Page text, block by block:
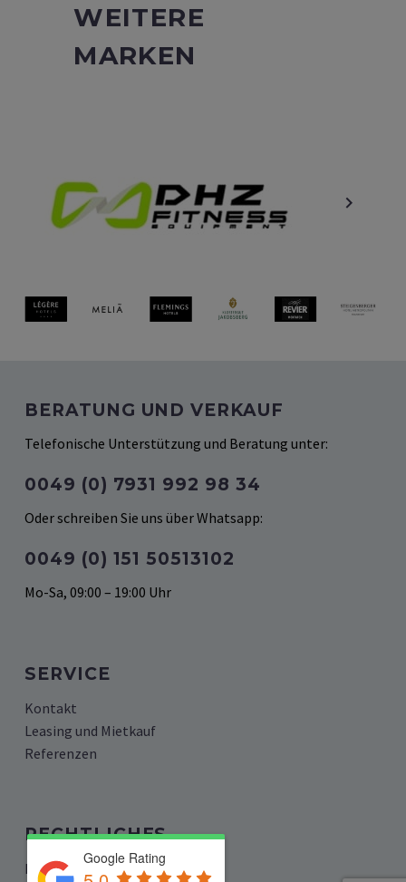
WEITERE
MARKEN
BERATUNG UND VERKAUF
Telefonische Unterstützung und Beratung unter:
0049 (0) 7931 992 98 34
Oder schreiben Sie uns über Whatsapp:
0049 (‭0) 151 50513102‬
Mo-Sa, 09:00 – 19:00 Uhr
SERVICE
Kontakt
Leasing und Mietkauf
Referenzen
RECHTLICHES
Impressum
Google Rating